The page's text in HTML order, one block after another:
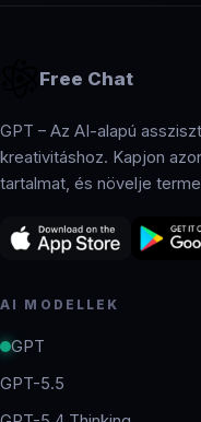
Free Chat
GPT – Az AI-alapú
kreativitáshoz. Kapjon
tartalmat, és növelje
AI MODELLEK
GPT
GPT-5.5